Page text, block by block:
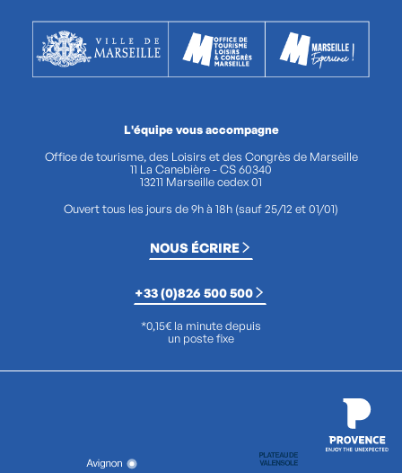
L'équipe vous accompagne
Office de tourisme, des Loisirs et des Congrès de Marseille
11 La Canebière - CS 60340
13211 Marseille cedex 01
Ouvert tous les jours de 9h à 18h (sauf 25/12 et 01/01)
NOUS ÉCRIRE
+33 (0)826 500 500
*0,15€ la minute depuis
un poste fixe